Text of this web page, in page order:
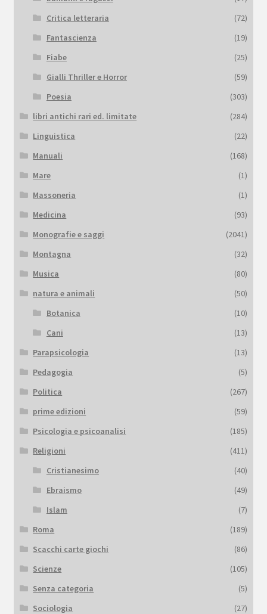
Critica letteraria
(72)
Fantascienza
(19)
Fiabe
(25)
Gialli Thriller e Horror
(59)
Poesia
(303)
libri antichi rari ed. limitate
(284)
Linguistica
(22)
Manuali
(168)
Mare
(1)
Massoneria
(1)
Medicina
(93)
Monografie e saggi
(2041)
Montagna
(32)
Musica
(80)
natura e animali
(50)
Botanica
(10)
Cani
(13)
Parapsicologia
(13)
Pedagogia
(5)
Politica
(267)
prime edizioni
(59)
Psicologia e psicoanalisi
(185)
Religioni
(411)
Cristianesimo
(40)
Ebraismo
(49)
Islam
(7)
Roma
(189)
Scacchi carte giochi
(86)
Scienze
(105)
Senza categoria
(5)
Sociologia
(27)